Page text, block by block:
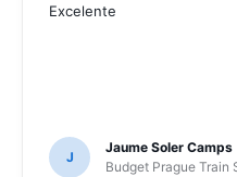
Excelente
J
Jaume Soler Camps
Budget Prague Train